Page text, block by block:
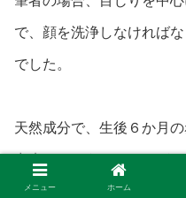
で、顔を洗浄しなければ
でした。
天然成分で、生後６か月
出来るということですが
いので、極端に肌の弱い
メニュー ホーム